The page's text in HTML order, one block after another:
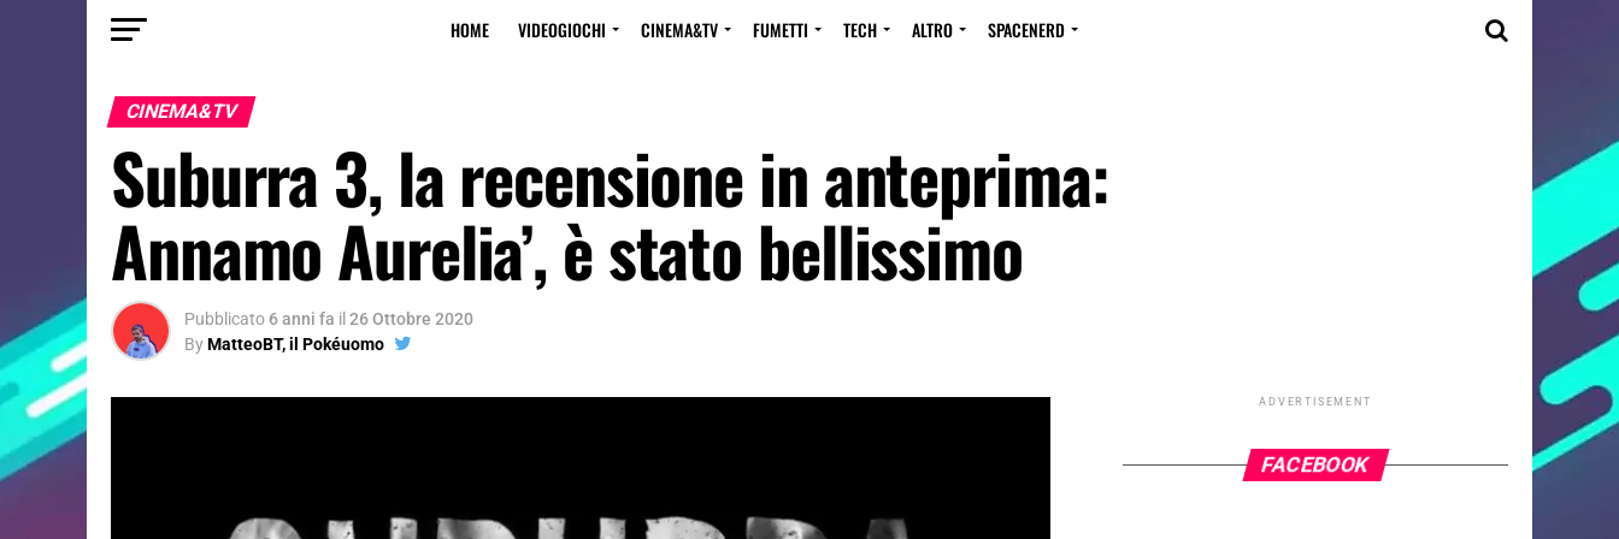
HOME VIDEOGIOCHI CINEMA&TV FUMETTI TECH ALTRO SPACENERD
CINEMA&TV
Suburra 3, la recensione in anteprima:
Annamo Aurelia’, è stato bellissimo
Pubblicato 6 anni fa il 26 Ottobre 2020
ByMatteoBT, il Pokéuomo
ADVERTISEMENT
FACEBOOK